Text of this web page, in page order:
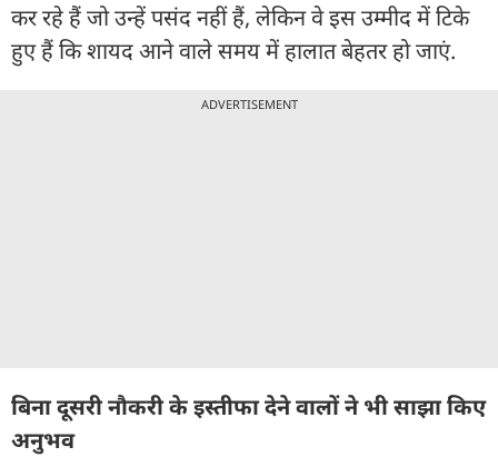
कर रहे हैं जो उन्हें पसंद नहीं हैं, लेकिन वे इस उम्मीद में टिके
हुए हैं कि शायद आने वाले समय में हालात बेहतर हो जाएं.
ADVERTISEMENT
बिना दूसरी नौकरी के इस्तीफा देने वालों ने भी साझा किए
अनुभव